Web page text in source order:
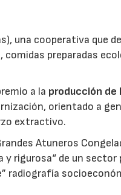
una cooperativa que
comidas preparadas
a la producción de
orientado a
extractivo.
Atuneros
y rigurosa“ de un sector
radiografía